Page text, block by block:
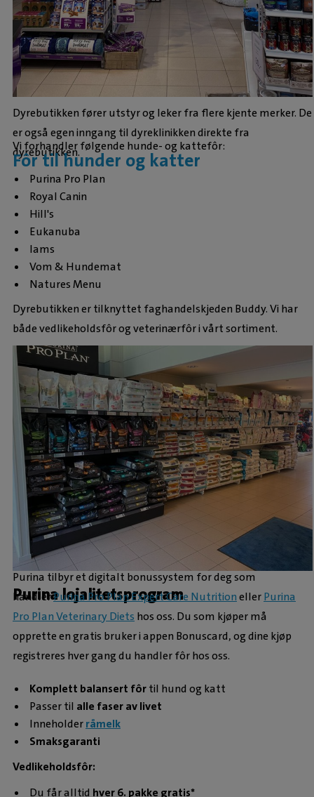
Dyrebutikken fører utstyr og leker fra flere kjente merker. De
er også egen inngang til dyreklinikken direkte fra
dyrebutikken.
Fôr til hunder og katter
Vi forhandler følgende hunde- og kattefôr:
Purina Pro Plan
Royal Canin
Hill's
Eukanuba
Iams
Vom & Hundemat
Natures Menu
Dyrebutikken er tilknyttet faghandelskjeden Buddy. Vi har
både vedlikeholdsfôr og veterinærfôr i vårt sortiment.
Purina lojalitetsprogram
Purina tilbyr et digitalt bonussystem for deg som
handlerPurina Pro Plan Expert Care NutritionellerPurina
Pro Plan Veterinary Diets hos oss. Du som kjøper må
opprette en gratis bruker i appen Bonuscard, og dine kjøp
registreres hver gang du handler fôr hos oss.
Komplett balansert fôrtil hund og katt
Passer til alle faser av livet
Inneholderråmelk
Smaksgaranti
Vedlikeholdsfôr:
Du får alltid hver 6. pakke gratis*